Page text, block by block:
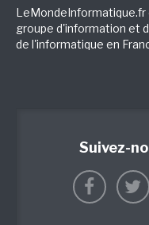
LeMondeInformatique.fr
groupe d'information et
de l'informatique en
Suivez-